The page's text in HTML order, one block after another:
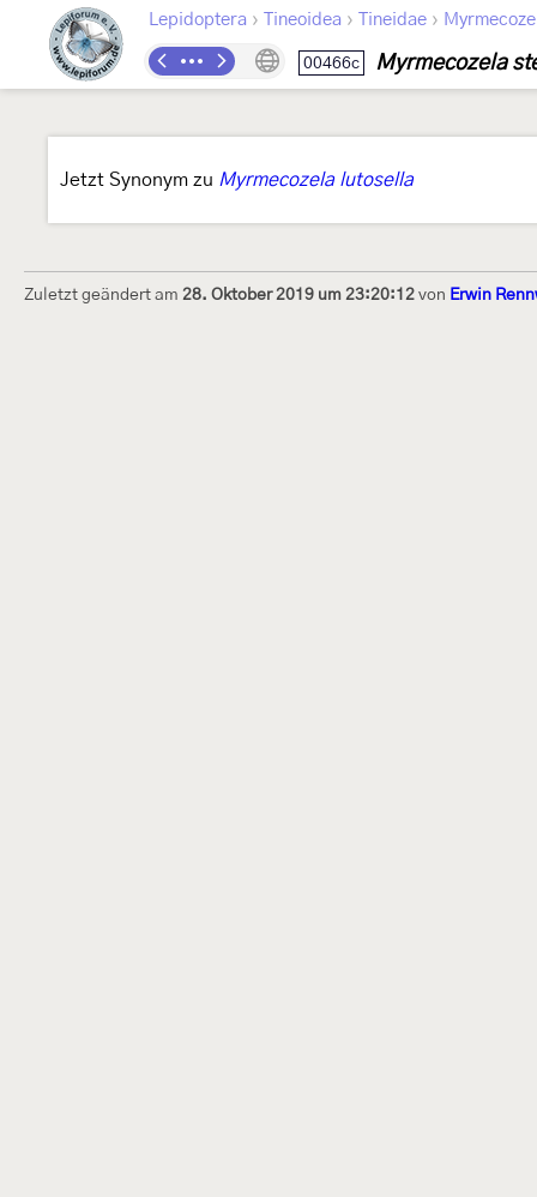
Lepidoptera › Tineoidea › Tineidae ›
00466c Myrmecozela
Jetzt Synonym zu Myrmecozela lutosella
Zuletzt geändert am 28. Oktober 2019 um 23:20:12 von Erwin